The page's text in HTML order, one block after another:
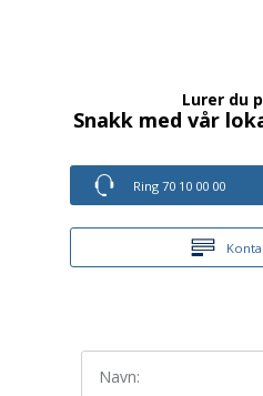
Lurer du
Snakk med vår
Ring 70 10 00 00
Navn: